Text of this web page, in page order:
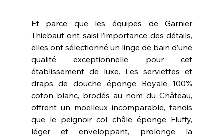
Et parce que les équipes de Garnier
Thiebaut ont saisi l’importance des détails,
elles ont sélectionné un linge de bain d’une
qualité exceptionnelle pour cet
établissement de luxe. Les serviettes et
draps de douche éponge Royale 100%
coton blanc, brodés au nom du Château,
offrent un moelleux incomparable, tandis
que le peignoir col châle éponge Fluffy,
léger et enveloppant, prolonge la